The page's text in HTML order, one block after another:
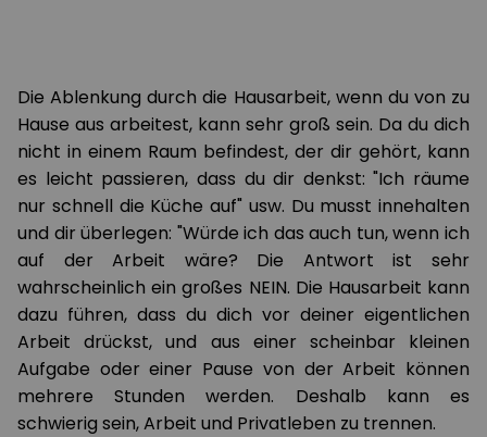
Die Ablenkung durch die Hausarbeit, wenn du von zu
Hause aus arbeitest, kann sehr groß sein. Da du dich
nicht in einem Raum befindest, der dir gehört, kann
es leicht passieren, dass du dir denkst: "Ich räume
nur schnell die Küche auf" usw. Du musst innehalten
und dir überlegen: "Würde ich das auch tun, wenn ich
auf der Arbeit wäre? Die Antwort ist sehr
wahrscheinlich ein großes NEIN. Die Hausarbeit kann
dazu führen, dass du dich vor deiner eigentlichen
Arbeit drückst, und aus einer scheinbar kleinen
Aufgabe oder einer Pause von der Arbeit können
mehrere Stunden werden. Deshalb kann es
schwierig sein, Arbeit und Privatleben zu trennen.